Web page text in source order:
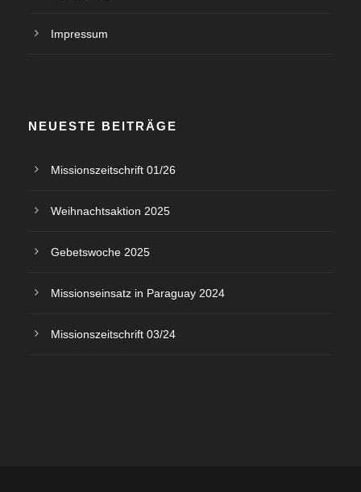
Impressum
NEUESTE BEITRÄGE
Missionszeitschrift 01/26
Weihnachtsaktion 2025
Gebetswoche 2025
Missionseinsatz in Paraguay 2024
Missionszeitschrift 03/24